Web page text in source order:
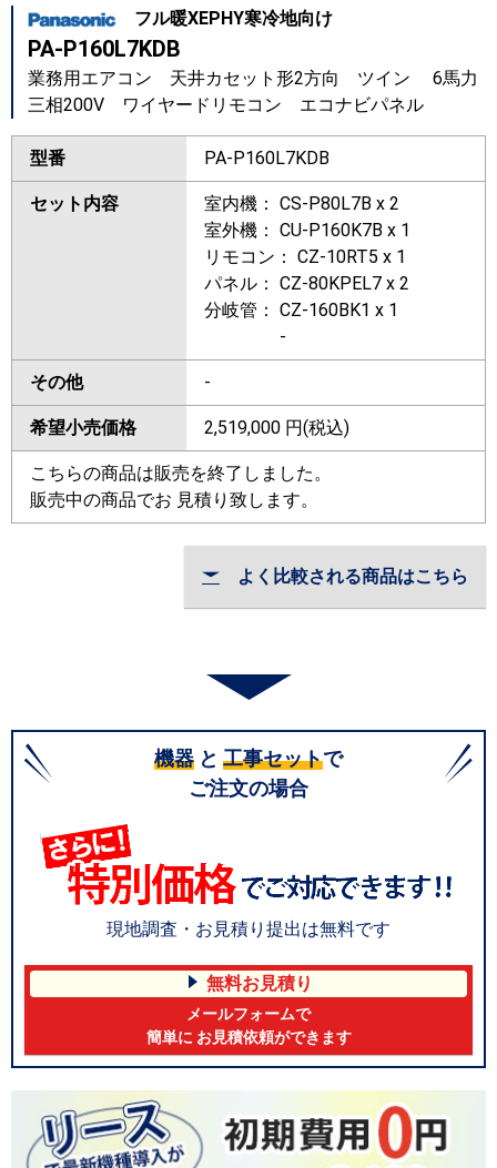
フル暖XEPHY寒冷地向け
PA-P160L7KDB
業務用エアコン 天井カセット形2方向 ツイン 6馬力
三相200V ワイヤードリモコン エコナビパネル
型番 PA-P160L7KDB
セット内容
室内機： CS-P80L7B x 2
室外機： CU-P160K7B x 1
リモコン： CZ-10RT5 x 1
パネル： CZ-80KPEL7 x 2
分岐管： CZ-160BK1 x 1
-
その他 -
希望小売価格 2,519,000 円(税込)
こちらの商品は販売を終了しました。
販売中の商品でお 見積り致します。
よく比較される商品はこちら
機器 と 工事セットで
ご注文の場合
現地調査・お見積り提出は無料です
無料お見積り
メールフォームで
簡単に お見積依頼ができます